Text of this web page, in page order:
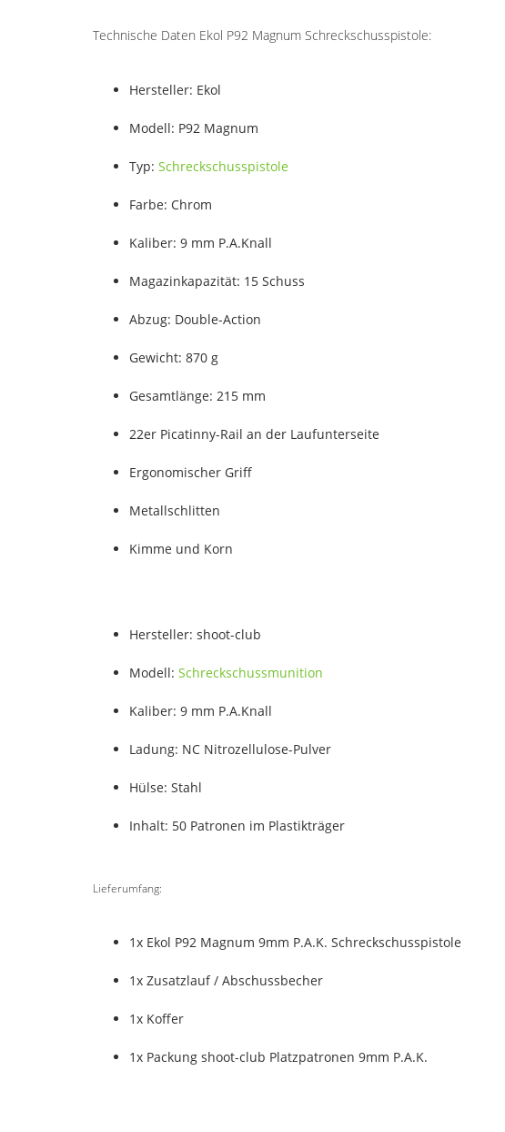
Technische Daten Ekol P92 Magnum Schreckschusspistole:
Hersteller: Ekol
Modell: P92 Magnum
Typ: Schreckschusspistole
Farbe: Chrom
Kaliber: 9 mm P.A.Knall
Magazinkapazität: 15 Schuss
Abzug: Double-Action
Gewicht: 870 g
Gesamtlänge: 215 mm
22er Picatinny-Rail an der Laufunterseite
Ergonomischer Griff
Metallschlitten
Kimme und Korn
Hersteller: shoot-club
Modell: Schreckschussmunition
Kaliber: 9 mm P.A.Knall
Ladung: NC Nitrozellulose-Pulver
Hülse: Stahl
Inhalt: 50 Patronen im Plastikträger
Lieferumfang:
1x Ekol P92 Magnum 9mm P.A.K. Schreckschusspistole
1x Zusatzlauf / Abschussbecher
1x Koffer
1x Packung shoot-club Platzpatronen 9mm P.A.K.